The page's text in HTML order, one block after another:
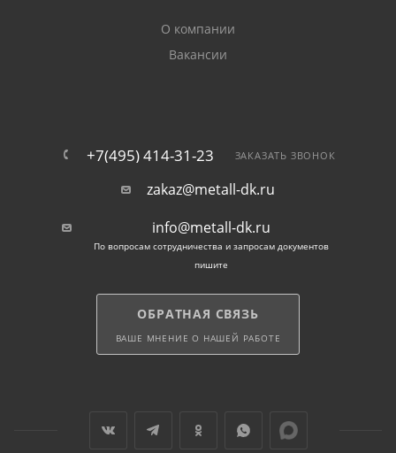
О компании
Вакансии
+7(495) 414-31-23 ЗАКАЗАТЬ ЗВОНОК
zakaz@metall-dk.ru
info@metall-dk.ru
По вопросам сотрудничества и запросам документов
пишите
ОБРАТНАЯ СВЯЗЬ
ВАШЕ МНЕНИЕ О НАШЕЙ РАБОТЕ